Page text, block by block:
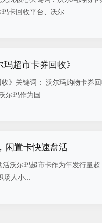
卡回收平台、沃尔...
超市卡券回收》
》关键词： 沃尔玛购物卡券
尔玛作为国...
闲置卡快速盘活
沃尔玛超市卡作为年发行量超
人小...